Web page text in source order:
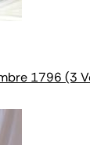
1796 (3